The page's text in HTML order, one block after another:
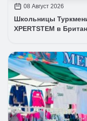
08 Август 2026
Школьницы
XPERTSTEM в